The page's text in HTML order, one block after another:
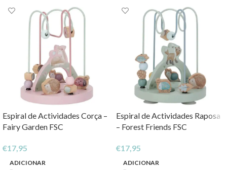
Espiral de Actividades Corça –
Fairy Garden FSC
€17,95
ADICIONAR
Espiral de Actividades Raposa
– Forest Friends FSC
€17,95
ADICIONAR